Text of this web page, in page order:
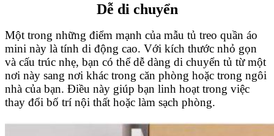
Dễ di chuyển
Một trong những điểm mạnh của mẫu tủ treo quần áo
mini này là tính di động cao. Với kích thước nhỏ gọn
và cấu trúc nhẹ, bạn có thể dễ dàng di chuyển tủ từ một
nơi này sang nơi khác trong căn phòng hoặc trong ngôi
nhà của bạn. Điều này giúp bạn linh hoạt trong việc
thay đổi bố trí nội thất hoặc làm sạch phòng.